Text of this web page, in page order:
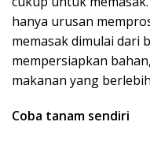
hanya urusan
memasak dimulai dari
mempersiapkan
makanan yang
Coba tanam sendiri